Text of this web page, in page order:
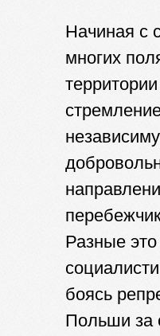
Начиная с
многих
Разные
боясь
Польши за